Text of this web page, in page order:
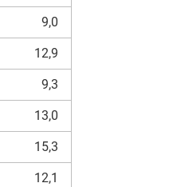
9,0
12,9
9,3
13,0
15,3
12,1